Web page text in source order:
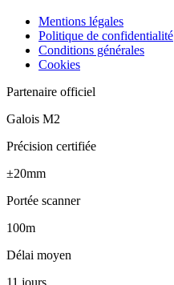
Mentions légales
Politique de confidentialité
Conditions générales
Cookies
Partenaire officiel
Galois M2
Précision certifiée
±20mm
Portée scanner
100m
Délai moyen
11 jours